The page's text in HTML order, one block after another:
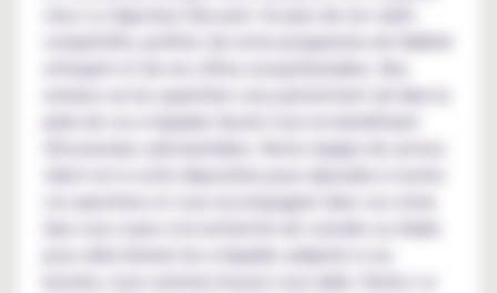
chez Le Vapoteur Discount. En plus de nos tarifs
compétitifs, profitez de notre programme de fidélité
remises sur les quantités vous permettent de faire le
d'économies substantielles. Notre équipe de service
vos questions et vous accompagner dans vos choix.
pour sélectionner les e-liquides adaptés à vos